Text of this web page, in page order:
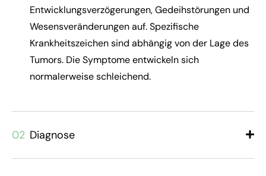
Entwicklungsverzögerungen, Gedeihstörungen und
Wesensveränderungen auf. Spezifische
Krankheitszeichen sind abhängig von der Lage des
Tumors. Die Symptome entwickeln sich
normalerweise schleichend.
02 Diagnose